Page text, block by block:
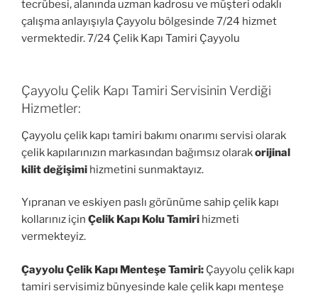
tecrübesi, alanında uzman kadrosu ve müşteri odaklı
çalışma anlayışıyla Çayyolu bölgesinde 7/24 hizmet
vermektedir. 7/24 Çelik Kapı Tamiri Çayyolu
Çayyolu Çelik Kapı Tamiri Servisinin Verdiği
Hizmetler:
Çayyolu çelik kapı tamiri bakımı onarımı servisi olarak
çelik kapılarınızın markasından bağımsız olarakorijinal
kilit değişimi hizmetini sunmaktayız.
Yıpranan ve eskiyen paslı görünüme sahip çelik kapı
kollarınız için Çelik Kapı Kolu Tamiri hizmeti
vermekteyiz.
Çayyolu Çelik Kapı Menteşe Tamiri: Çayyolu çelik kapı
tamiri servisimiz bünyesinde kale çelik kapı menteşe